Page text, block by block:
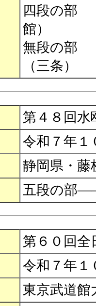
四段の
館）
無段の
（三条）
第４８回水
令和７年１
静岡県・藤
五段の部
第６０回全
令和７年１
東京武道館